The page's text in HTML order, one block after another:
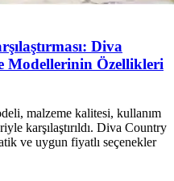
Diva
Modellerinin Özellikleri
malzeme kalitesi, kullanım
karşılaştırıldı. Diva Country
ve uygun fiyatlı seçenekler